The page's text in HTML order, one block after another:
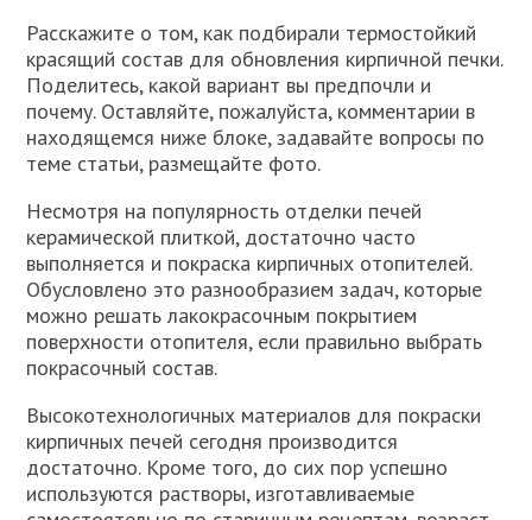
Расскажите о том, как подбирали термостойкий
красящий состав для обновления кирпичной печки.
Поделитесь, какой вариант вы предпочли и
почему. Оставляйте, пожалуйста, комментарии в
находящемся ниже блоке, задавайте вопросы по
теме статьи, размещайте фото.
Несмотря на популярность отделки печей
керамической плиткой, достаточно часто
выполняется и покраска кирпичных отопителей.
Обусловлено это разнообразием задач, которые
можно решать лакокрасочным покрытием
поверхности отопителя, если правильно выбрать
покрасочный состав.
Высокотехнологичных материалов для покраски
кирпичных печей сегодня производится
достаточно. Кроме того, до сих пор успешно
используются растворы, изготавливаемые